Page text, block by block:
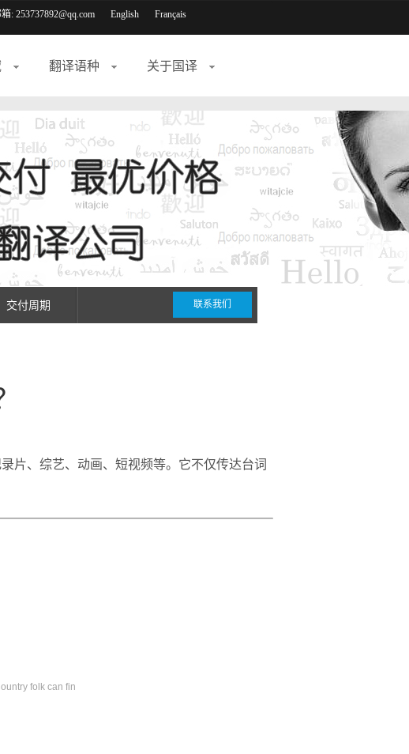
箱: 253737892@qq.com English Français
翻译语种 关于国译
交付周期 联系我们
片、综艺、动画、短视频等。它不仅传达台词
folk can fin